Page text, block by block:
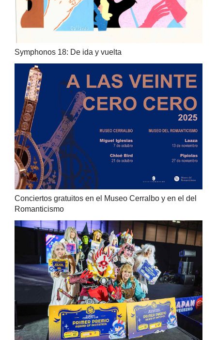
Symphonos 18: De ida y vuelta
Conciertos gratuitos en el Museo Cerralbo y en el del
Romanticismo